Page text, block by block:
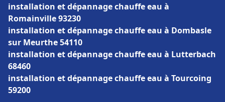
installation et dépannage chauffe eau à
Romainville 93230
installation et dépannage chauffe eau à Dombasle
sur Meurthe 54110
installation et dépannage chauffe eau à Lutterbach
68460
installation et dépannage chauffe eau à Tourcoing
59200